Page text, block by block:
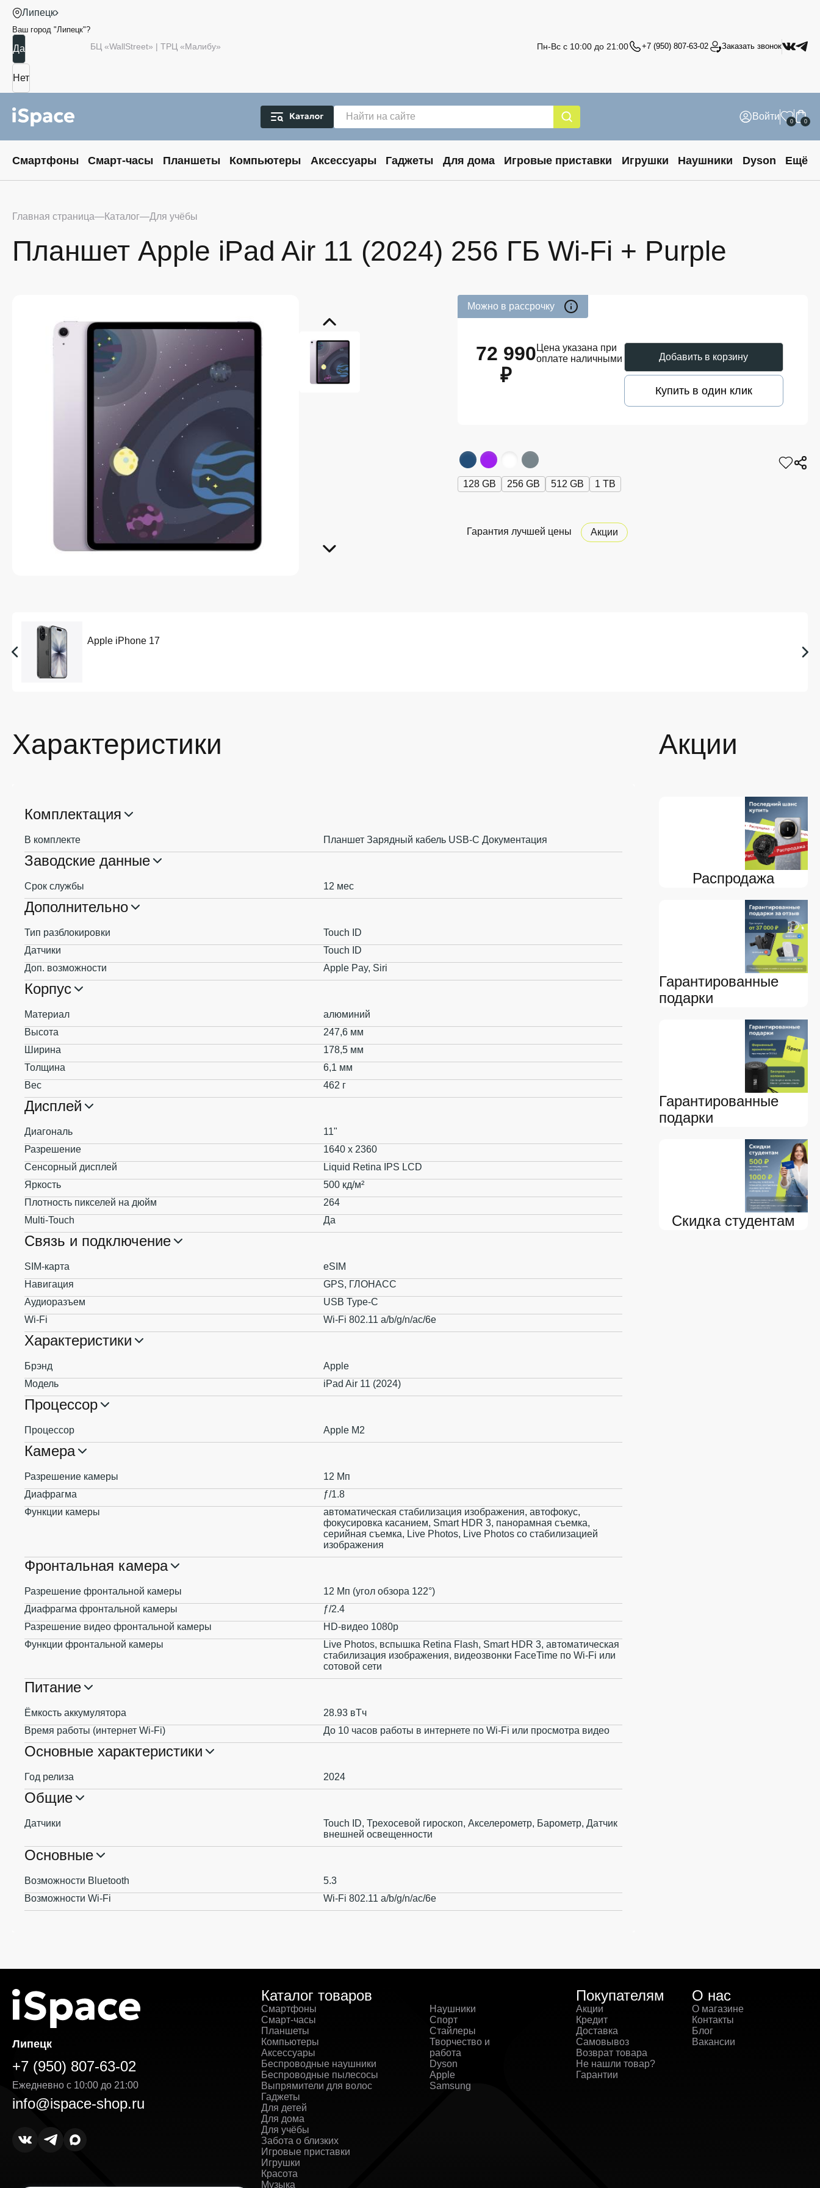
Липецк
Ваш город "Липецк"?
БЦ «WallStreet» | ТРЦ «Малибу» Пн-Вс с 10:00 до 21:00 +7 (950) 807-63-02 Заказать звонок
Войти 0 0
Смартфоны Смарт-часы Планшеты Компьютеры Аксессуары Гаджеты Для дома Игровые приставки Игрушки Наушники Dyson Ещё
Главная страница Каталог Для учёбы
Планшет Apple iPad Air 11 (2024) 256 ГБ Wi-Fi + Purple
Можно в рассрочку
72 990
₽
Цена указана при
оплате наличными
Добавить в корзину
Купить в один клик
128 GB 256 GB 512 GB 1 TB
Гарантия лучшей цены Акции
Apple iPhone 17
Акции
Распродажа
Гарантированные
подарки
Гарантированные
подарки
Скидка студентам
Характеристики
Комплектация
В комплекте Планшет Зарядный кабель USB‑C Документация
Заводские данные
Срок службы 12 мес
Дополнительно
Тип разблокировки
Touch ID
Датчики
Touch ID
Доп. возможности
Apple Pay, Siri
Корпус
Материал
алюминий
Высота
247,6 мм
Ширина
178,5 мм
Толщина
6,1 мм
Вес
462 г
Дисплей
Диагональ
11"
Разрешение
1640 x 2360
Сенсорный дисплей
Liquid Retina IPS LCD
Яркость
500 кд/м²
Плотность пикселей на дюйм
264
Multi-Touch
Да
Связь и подключение
SIM-карта
eSIM
Навигация
GPS, ГЛОНАСС
Аудиоразъем
USB Type-C
Wi-Fi
Wi-Fi 802.11 a/b/g/n/ac/6e
Характеристики
Брэнд
Apple
Модель
iPad Air 11 (2024)
Процессор
Процессор Apple M2
Камера
Разрешение камеры
12 Мп
Диафрагма
ƒ/1.8
Функции камеры
автоматическая стабилизация изображения, автофокус,
фокусировка касанием, Smart HDR 3, панорамная съемка,
серийная съемка, Live Photos, Live Photos со стабилизацией
изображения
Фронтальная камера
Разрешение фронтальной камеры
12 Мп (угол обзора 122°)
Диафрагма фронтальной камеры
ƒ/2.4
Разрешение видео фронтальной камеры
HD-видео 1080p
Функции фронтальной камеры
Live Photos, вспышка Retina Flash, Smart HDR 3, автоматическая
стабилизация изображения, видеозвонки FaceTime по Wi‑Fi или
сотовой сети
Питание
Ёмкость аккумулятора
28.93 вТч
Время работы (интернет Wi-Fi)
До 10 часов работы в интернете по Wi‑Fi или просмотра видео
Основные характеристики
Год релиза 2024
Общие
Датчики
Touch ID, Трехосевой гироскоп, Акселерометр, Барометр, Датчик
внешней освещенности
Основные
Возможности Bluetooth
5.3
Возможности Wi-Fi
Wi-Fi 802.11 a/b/g/n/ac/6e
Липецк
+7 (950) 807-63-02
Ежедневно с 10:00 до 21:00
info@ispace-shop.ru
Каталог товаров
Смартфоны
Смарт-часы
Планшеты
Компьютеры
Аксессуары
Беспроводные наушники
Беспроводные пылесосы
Выпрямители для волос
Гаджеты
Для детей
Для дома
Для учёбы
Забота о близких
Игровые приставки
Игрушки
Красота
Музыка
Наушники
Спорт
Стайлеры
Творчество и
работа
Dyson
Apple
Samsung
Покупателям
Акции
Кредит
Доставка
Самовывоз
Возврат товара
Не нашли товар?
Гарантии
О нас
О магазине
Контакты
Блог
Вакансии